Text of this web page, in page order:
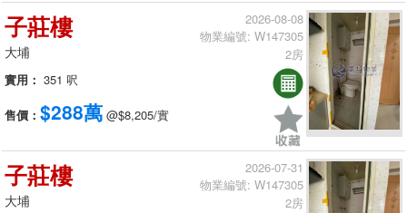
子莊樓
大埔
實用： 351 呎
售價： $288萬 @$8,205/實
2026-08-08
物業編號: W147305
2房
子莊樓
大埔
2026-07-31
物業編號: W147305
2房